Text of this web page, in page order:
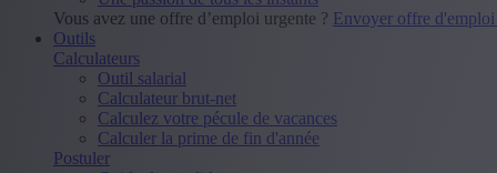
Vous avez une offre d’emploi urgente ? Envoyer offre
Outils
Calculateurs
Outil salarial
Calculateur brut-net
Calculez votre pécule de vacances
Calculer la prime de fin d'année
Postuler